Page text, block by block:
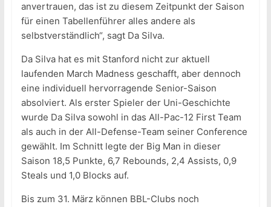
anvertrauen, das ist zu diesem Zeitpunkt der Saison
für einen Tabellenführer alles andere als
selbstverständlich“, sagt Da Silva.
Da Silva hat es mit Stanford nicht zur aktuell
laufenden March Madness geschafft, aber dennoch
eine individuell hervorragende Senior-Saison
absolviert. Als erster Spieler der Uni-Geschichte
wurde Da Silva sowohl in das All-Pac-12 First Team
als auch in der All-Defense-Team seiner Conference
gewählt. Im Schnitt legte der Big Man in dieser
Saison 18,5 Punkte, 6,7 Rebounds, 2,4 Assists, 0,9
Steals und 1,0 Blocks auf.
Bis zum 31. März können BBL-Clubs noch